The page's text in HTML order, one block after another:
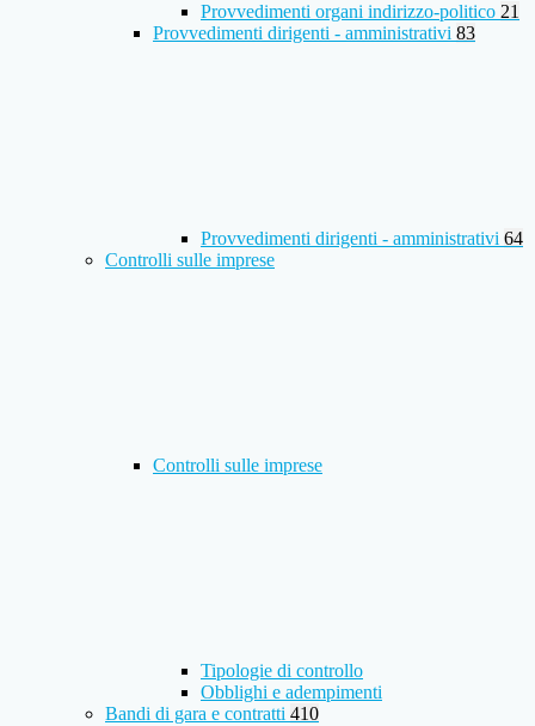
Provvedimenti organi indirizzo-politico 21
Provvedimenti dirigenti - amministrativi 83
Provvedimenti dirigenti - amministrativi 64
Controlli sulle imprese
Controlli sulle imprese
Tipologie di controllo
Obblighi e adempimenti
Bandi di gara e contratti 410